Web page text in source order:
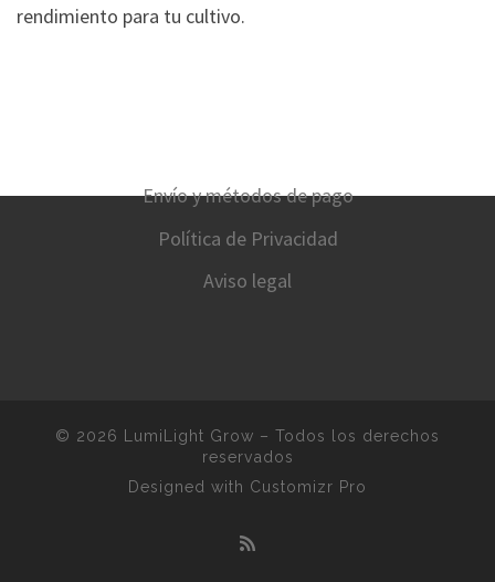
rendimiento para tu cultivo.
Envío y métodos de pago
Política de Privacidad
Aviso legal
© 2026 LumiLight Grow – Todos los derechos
reservados
Designed with Customizr Pro